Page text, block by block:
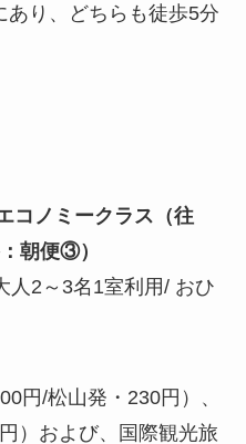
あり、どちらも徒歩5分
コノミークラス（往
：朝便③）
2～3名1室利用/ おひ
円/松山発・230円）、
）および、国際観光旅